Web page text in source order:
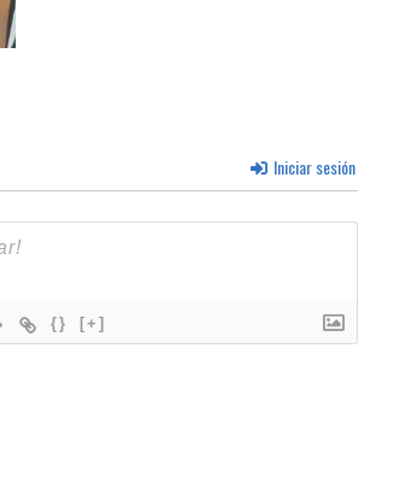
Iniciar sesión
{} [+]